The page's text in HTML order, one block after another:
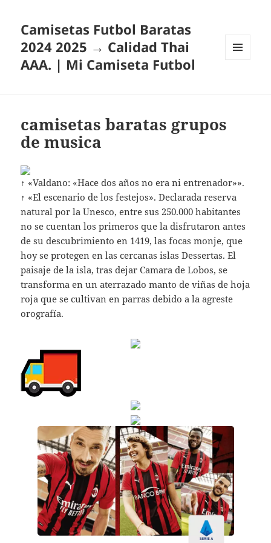
Camisetas Futbol Baratas
2024 2025 → Calidad Thai
AAA. | Mi Camiseta Futbol
camisetas baratas grupos
de musica
↑ «Valdano: «Hace dos años no era ni entrenador»».
↑ «El escenario de los festejos». Declarada reserva
natural por la Unesco, entre sus 250.000 habitantes
no se cuentan los primeros que la disfrutaron antes
de su descubrimiento en 1419, las focas monje, que
hoy se protegen en las cercanas islas Dessertas. El
paisaje de la isla, tras dejar Camara de Lobos, se
transforma en un aterrazado manto de viñas de hoja
roja que se cultivan en parras debido a la agreste
orografía.